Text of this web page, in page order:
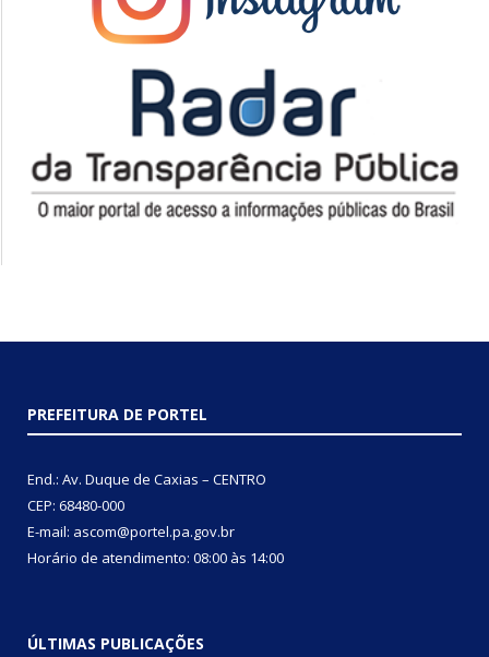
PREFEITURA DE PORTEL
End.: Av. Duque de Caxias – CENTRO
CEP: 68480-000
E-mail: ascom@portel.pa.gov.br
Horário de atendimento: 08:00 às 14:00
ÚLTIMAS PUBLICAÇÕES